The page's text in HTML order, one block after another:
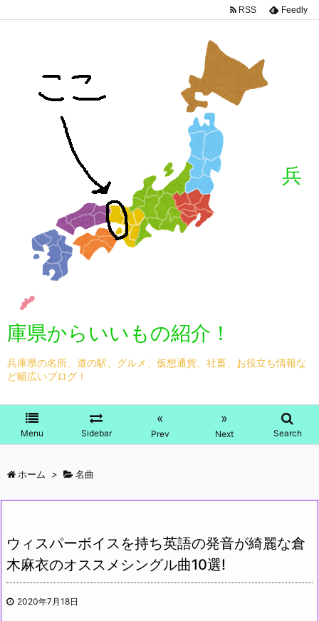
兵
庫県からいいもの紹介！
兵庫県の名所、道の駅、グルメ、仮想通貨、社畜、お役立ち情報な
ど幅広いブログ！
Menu Sidebar
«
Prev
»
Next Search
RSS Feedly
ホーム > 名曲
ウィスパーボイスを持ち英語の発音が綺麗な倉
木麻衣のオススメシングル曲10選!
2020年7月18日